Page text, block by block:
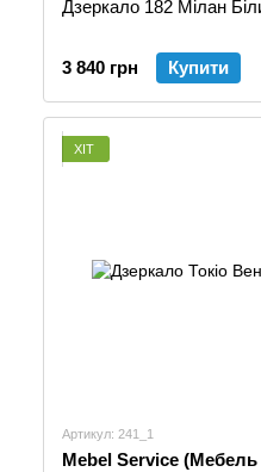
Дзеркало 182 Мілан
3 840 грн Купити
ХІТ
Артикул: 241_1
Mebel Service (Мебель